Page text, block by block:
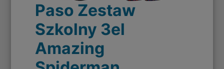
Paso Zestaw
Szkolny 3el
Amazing